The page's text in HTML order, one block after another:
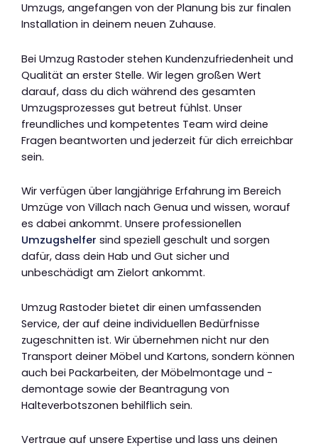
Umzugs, angefangen von der Planung bis zur finalen
Installation in deinem neuen Zuhause.
Bei Umzug Rastoder stehen Kundenzufriedenheit und
Qualität an erster Stelle. Wir legen großen Wert
darauf, dass du dich während des gesamten
Umzugsprozesses gut betreut fühlst. Unser
freundliches und kompetentes Team wird deine
Fragen beantworten und jederzeit für dich erreichbar
sein.
Wir verfügen über langjährige Erfahrung im Bereich
Umzüge von Villach nach Genua und wissen, worauf
es dabei ankommt. Unsere professionellen
Umzugshelfer sind speziell geschult und sorgen
dafür, dass dein Hab und Gut sicher und
unbeschädigt am Zielort ankommt.
Umzug Rastoder bietet dir einen umfassenden
Service, der auf deine individuellen Bedürfnisse
zugeschnitten ist. Wir übernehmen nicht nur den
Transport deiner Möbel und Kartons, sondern können
auch bei Packarbeiten, der Möbelmontage und -
demontage sowie der Beantragung von
Halteverbotszonen behilflich sein.
Vertraue auf unsere Expertise und lass uns deinen